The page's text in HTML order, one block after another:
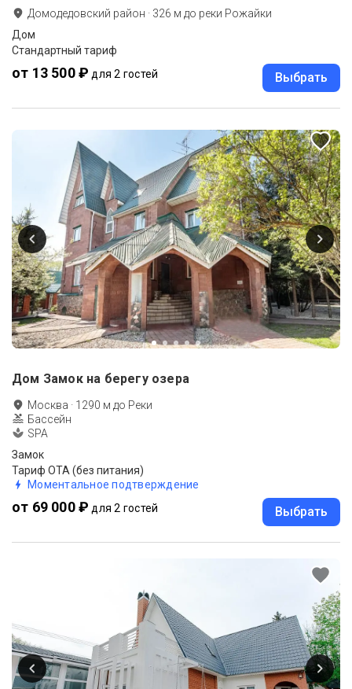
Домодедовский район · 326 м до реки Рожайки
Дом
Стандартный тариф
от 13 500 ₽ для 2 гостей Выбрать
Дом Замок на берегу озера
Москва · 1290 м до Реки
Бассейн
SPA
Замок
Тариф ОТА (без питания)
Моментальное подтверждение
от 69 000 ₽ для 2 гостей Выбрать